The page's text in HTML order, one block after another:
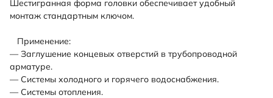
Шестигранная форма головки обеспечивает удобный
монтаж стандартным ключом.
Применение:
— Заглушение концевых отверстий в трубопроводной
арматуре.
— Системы холодного и горячего водоснабжения.
— Системы отопления.